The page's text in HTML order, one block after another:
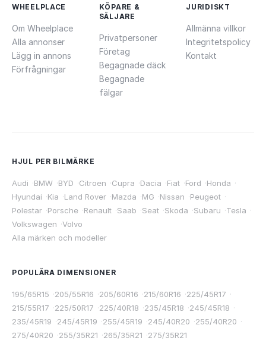
WHEELPLACE
Om Wheelplace
Alla annonser
Lägg in annons
Förfrågningar
KÖPARE &
SÄLJARE
Privatpersoner
Företag
Begagnade däck
Begagnade
fälgar
JURIDISKT
Allmänna villkor
Integritetspolicy
Kontakt
HJUL PER BILMÄRKE
Audi ·BMW ·BYD ·Citroen ·Cupra ·Dacia ·Fiat ·Ford ·Honda ·
Hyundai ·Kia ·Land Rover ·Mazda ·MG ·Nissan ·Peugeot ·
Polestar ·Porsche ·Renault ·Saab ·Seat ·Skoda ·Subaru ·Tesla ·
Volkswagen ·Volvo
Alla märken och modeller
POPULÄRA DIMENSIONER
195/65R15 ·205/55R16 ·205/60R16 ·215/60R16 ·225/45R17 ·
215/55R17 ·225/50R17 ·225/40R18 ·235/45R18 ·245/45R18 ·
235/45R19 ·245/45R19 ·255/45R19 ·245/40R20 ·255/40R20 ·
275/40R20 ·255/35R21 ·265/35R21 ·275/35R21